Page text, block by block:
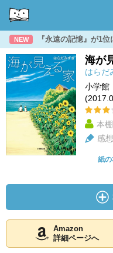
NEW 『永遠の記憶』が1
海が
はらだ
小学館
本
感
紙
Amazon
詳細ページへ